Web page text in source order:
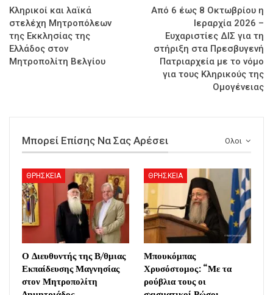
Κληρικοί και λαϊκά
στελέχη Μητροπόλεων
της Εκκλησίας της
Ελλάδος στον
Μητροπολίτη Βελγίου
Από 6 έως 8 Οκτωβρίου η
Ιεραρχία 2026 –
Ευχαριστίες ΔΙΣ για τη
στήριξη στα Πρεσβυγενή
Πατριαρχεία με το νόμο
για τους Κληρικούς της
Ομογένειας
Ολοι
Μπορεί Επίσης Να Σας Αρέσει
ΘΡΗΣΚΕΙΑ
Ο Διευθυντής της Β/θμιας
Εκπαίδευσης Μαγνησίας
στον Μητροπολίτη
ΘΡΗΣΚΕΙΑ
Μπουκόμπας
Χρυσόστομος: “Με τα
ρούβλια τους οι